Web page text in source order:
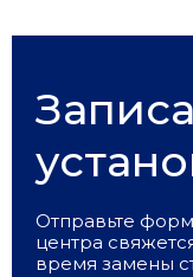
Отправьте
центра
время замены